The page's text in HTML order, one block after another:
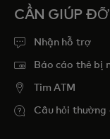
CẦN GIÚP
Nhận hỗ trợ
Báo cáo thẻ bị
Tim ATM
Câu hỏi thường